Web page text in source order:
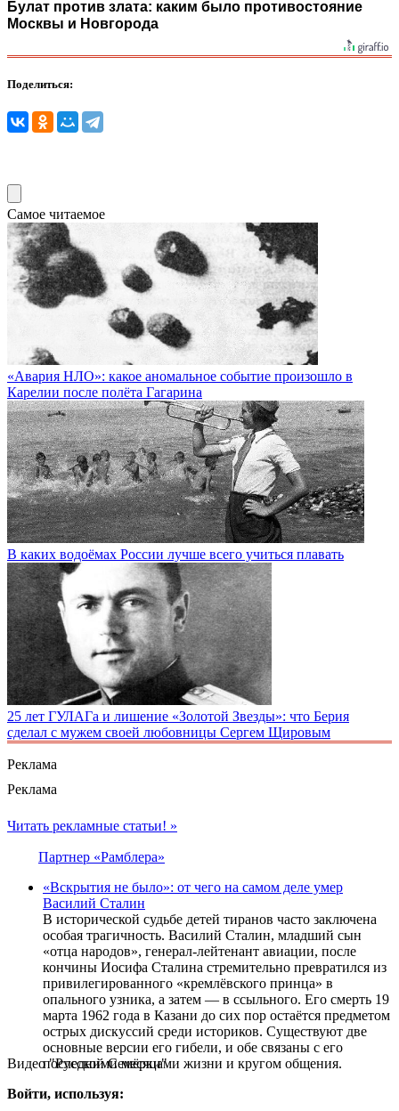
Булат против злата: каким было противостояние
Москвы и Новгорода
Поделиться:
Самое читаемое
«Авария НЛО»: какое аномальное событие произошло в
Карелии после полёта Гагарина
В каких водоёмах России лучше всего учиться плавать
25 лет ГУЛАГа и лишение «Золотой Звезды»: что Берия
сделал с мужем своей любовницы Сергем Щировым
Реклама
Реклама
Видео "Русской Семёрки"
Читать рекламные статьи! »
Партнер «Рамблера»
«Вскрытия не было»: от чего на самом деле умер
Василий Сталин
В исторической судьбе детей тиранов часто заключена
особая трагичность. Василий Сталин, младший сын
«отца народов», генерал-лейтенант авиации, после
кончины Иосифа Сталина стремительно превратился из
привилегированного «кремлёвского принца» в
опального узника, а затем — в ссыльного. Его смерть 19
марта 1962 года в Казани до сих пор остаётся предметом
острых дискуссий среди историков. Существуют две
основные версии его гибели, и обе связаны с его
последними месяцами жизни и кругом общения.
Войти, используя: